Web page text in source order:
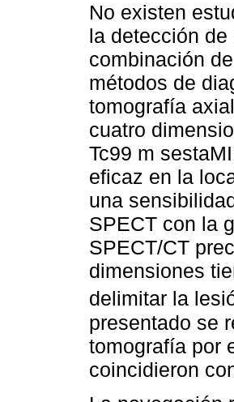
No existen
la detección
combinación
métodos de
tomografía
cuatro
Tc99 m
eficaz en la
una
SPECT con la
SPECT/CT
dimensiones
delimitar la
presentado se
tomografía por
coincidieron